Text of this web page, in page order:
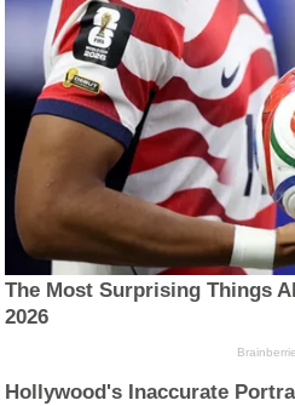
The Most Surprising Things
2026
Hollywood's Inaccurate